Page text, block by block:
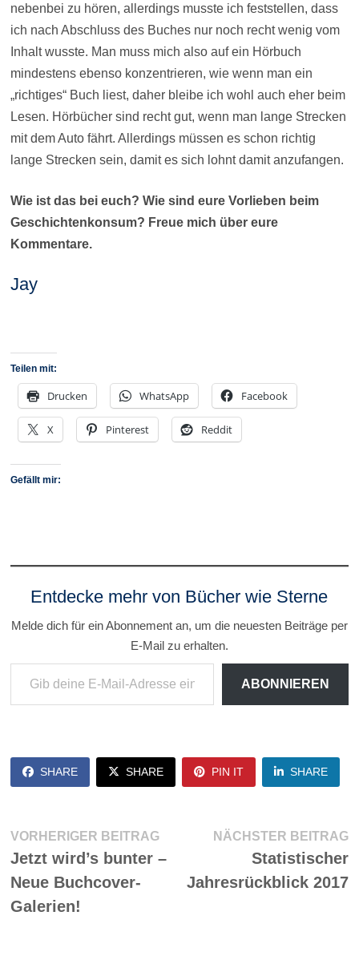
nebenbei zu hören, allerdings musste ich feststellen, dass
ich nach Abschluss des Buches nur noch recht wenig vom
Inhalt wusste. Man muss mich also auf ein Hörbuch
mindestens ebenso konzentrieren, wie wenn man ein
„richtiges“ Buch liest, daher bleibe ich wohl auch eher beim
Lesen. Hörbücher sind recht gut, wenn man lange Strecken
mit dem Auto fährt. Allerdings müssen es schon richtig
lange Strecken sein, damit es sich lohnt damit anzufangen.
Wie ist das bei euch? Wie sind eure Vorlieben beim
Geschichtenkonsum? Freue mich über eure
Kommentare.
Jay
Teilen mit:
Drucken WhatsApp Facebook
X Pinterest Reddit
Gefällt mir:
Entdecke mehr von Bücher wie Sterne
Melde dich für ein Abonnement an, um die neuesten Beiträge per
E-Mail zu erhalten.
Gib deine E-Mail-Adresse ein ...
ABONNIEREN
SHARE SHARE PIN IT SHARE
Beitragsnavigation
VORHERIGER BEITRAGVorheriger
Jetzt wird’s bunter –
Neue Buchcover-
Galerien!
NÄCHSTER BEITRAG
Statistischer
Jahresrückblick 2017